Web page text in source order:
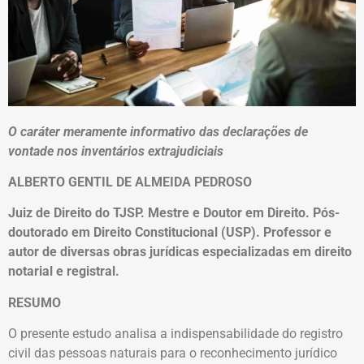
O caráter meramente informativo das declarações de
vontade nos inventários extrajudiciais
ALBERTO GENTIL DE ALMEIDA PEDROSO
Juiz de Direito do TJSP. Mestre e Doutor em Direito. Pós-
doutorado em Direito Constitucional (USP). Professor e
autor de diversas obras jurídicas especializadas em direito
notarial e registral.
RESUMO
O presente estudo analisa a indispensabilidade do registro
civil das pessoas naturais para o reconhecimento jurídico